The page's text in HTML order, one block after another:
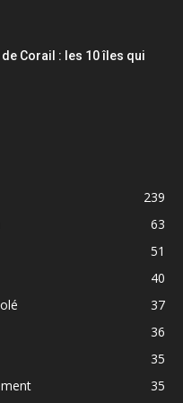
Corail : les 10 îles qui
239
63
51
40
37
36
35
35